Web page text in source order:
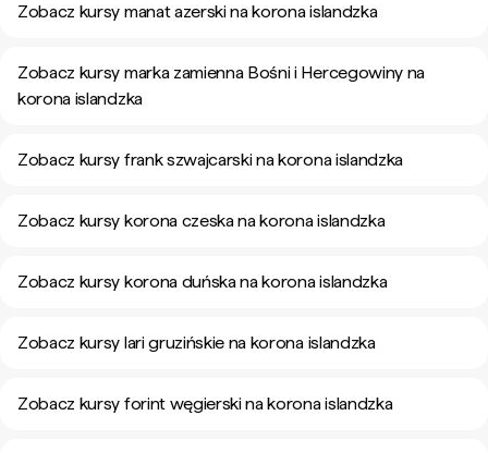
Zobacz kursy manat azerski na korona islandzka
Zobacz kursy marka zamienna Bośni i Hercegowiny na
korona islandzka
Zobacz kursy frank szwajcarski na korona islandzka
Zobacz kursy korona czeska na korona islandzka
Zobacz kursy korona duńska na korona islandzka
Zobacz kursy lari gruzińskie na korona islandzka
Zobacz kursy forint węgierski na korona islandzka